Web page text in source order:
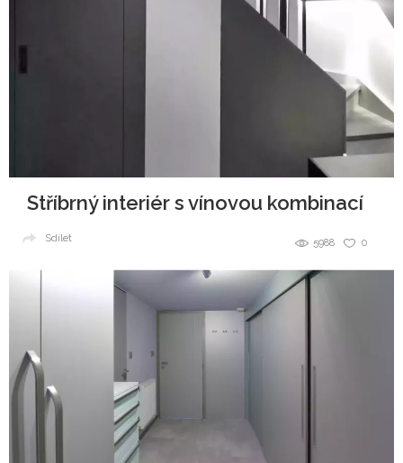
Stříbrný interiér s vínovou kombinací
0
5988
Sdílet